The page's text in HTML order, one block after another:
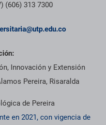
(606) 313 7300
Innovación y Extensión
Pereira, Risaralda
de Pereira
en 2021, con vigencia de